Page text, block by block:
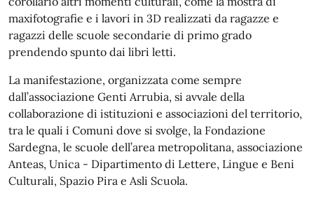
maxifotografie e i lavori in 3D realizzati da ragazze e
ragazzi delle scuole secondarie di primo grado
prendendo spunto dai libri letti.
La manifestazione, organizzata come sempre
dall’associazione Genti Arrubia, si avvale della
collaborazione di istituzioni e associazioni del territorio,
tra le quali i Comuni dove si svolge, la Fondazione
Sardegna, le scuole dell’area metropolitana, associazione
Anteas, Unica - Dipartimento di Lettere, Lingue e Beni
Culturali, Spazio Pira e Asli Scuola.